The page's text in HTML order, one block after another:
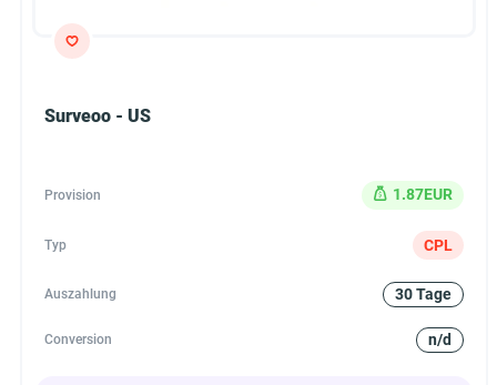
Surveoo - US
Provision 1.87EUR
Typ CPL
Auszahlung 30 Tage
Conversion n/d